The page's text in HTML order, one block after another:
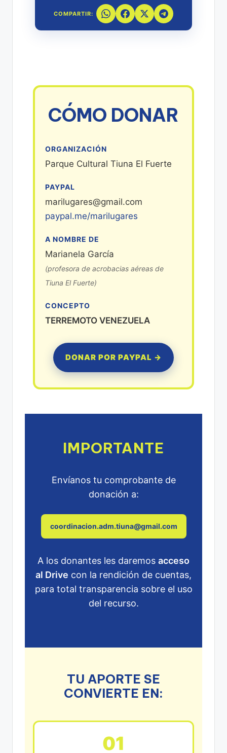
COMPARTIR:
CÓMO DONAR
ORGANIZACIÓN
Parque Cultural Tiuna El Fuerte
PAYPAL
marilugares@gmail.com
paypal.me/marilugares
A NOMBRE DE
Marianela García
(profesora de acrobacias aéreas de
Tiuna El Fuerte)
CONCEPTO
TERREMOTO VENEZUELA
DONAR POR PAYPAL →
IMPORTANTE
Envíanos tu comprobante de
donación a:
coordinacion.adm.tiuna@gmail.com
A los donantes les daremos acceso
al Drive con la rendición de cuentas,
para total transparencia sobre el uso
del recurso.
TU APORTE SE
CONVIERTE EN:
01